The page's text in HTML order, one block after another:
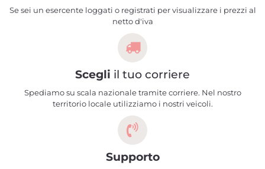
Se sei un esercente loggati o registrati per visualizzare i prezzi al
netto d'iva
Scegli il tuo corriere
Spediamo su scala nazionale tramite corriere. Nel nostro
territorio locale utilizziamo i nostri veicoli.
Supporto